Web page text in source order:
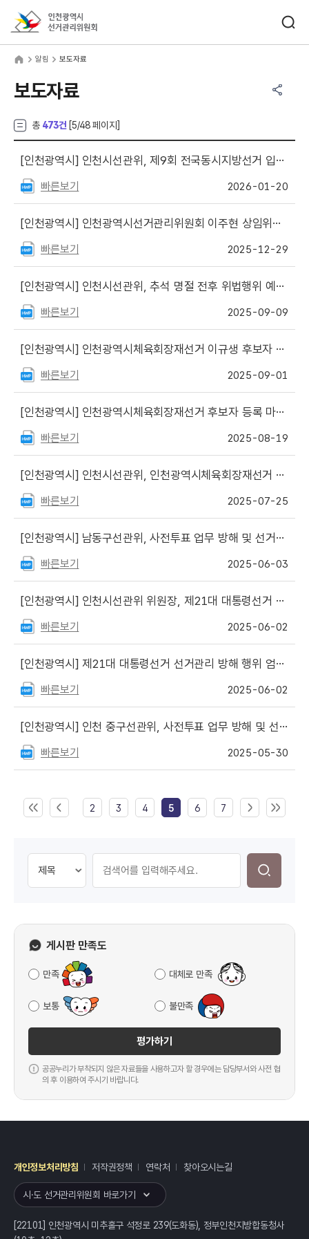
알림 보도자료
보도자료
총 473건 [5/48 페이지]
[인천광역시] 인천시선관위, 제9회 전국동시지방선거 입후보설명회 개최
빠른보기 2026-01-20
[인천광역시] 인천광역시선거관리위원회 이주현 상임위원 취임
빠른보기 2025-12-29
[인천광역시] 인천시선관위, 추석 명절 전후 위법행위 예방·단속 강화
빠른보기 2025-09-09
[인천광역시] 인천광역시체육회장재선거 이규생 후보자 당선
빠른보기 2025-09-01
[인천광역시] 인천광역시체육회장재선거 후보자 등록 마감, 3대1
빠른보기 2025-08-19
[인천광역시] 인천시선관위, 인천광역시체육회장재선거 입후보안내 설명회 개최
빠른보기 2025-07-25
[인천광역시] 남동구선관위, 사전투표 업무 방해 및 선거사무관계자 협박한 사전투표참관인 고발
빠른보기 2025-06-03
[인천광역시] 인천시선관위 위원장, 제21대 대통령선거 개표소 설비상황 현장 점검
빠른보기 2025-06-02
[인천광역시] 제21대 대통령선거 선거관리 방해 행위 엄정 대응 및 투표 유의사항 안내
빠른보기 2025-06-02
[인천광역시] 인천 중구선관위, 사전투표 업무 방해 및 선거사무관계자 폭행한 사전투표참관인 등 고발
빠른보기 2025-05-30
2 3 4 5 6 7
게시판 만족도
만족 대체로 만족
보통 불만족
평가하기
공공누리가 부착되지 않은 자료들을 사용하고자 할 경우에는 담당부서와 사전 협
의 후 이용하여 주시기 바랍니다.
개인정보처리방침 저작권정책 연락처 찾아오시는길
시·도 선거관리위원회 바로가기
[22101] 인천광역시 미추홀구 석정로 239(도화동), 정부인천지방합동청사